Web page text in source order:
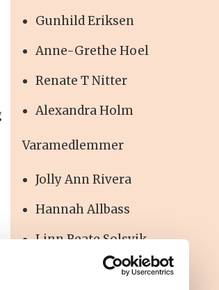
Gunhild Eriksen
Anne-Grethe Hoel
Renate T Nitter
Alexandra Holm
Varamedlemmer
Jolly Ann Rivera
Hannah Allbass
Linn Beate Solsvik